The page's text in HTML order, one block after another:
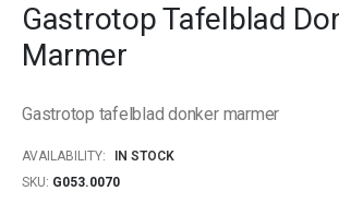
the
of
images
Gastrotop Tafelblad
Marmer
Gastrotop tafelblad donker marmer
AVAILABILITY:
IN STOCK
SKU G053.0070